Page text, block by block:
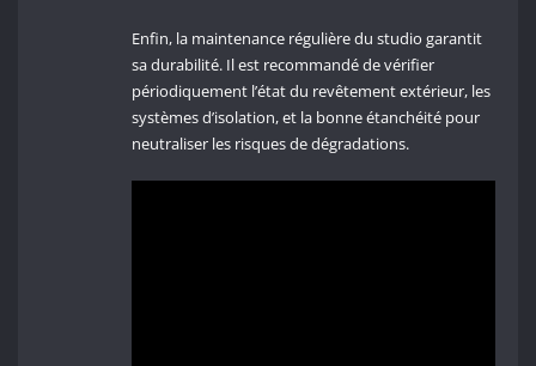
Enfin, la maintenance régulière du studio garantit
sa durabilité. Il est recommandé de vérifier
périodiquement l’état du revêtement extérieur, les
systèmes d’isolation, et la bonne étanchéité pour
neutraliser les risques de dégradations.